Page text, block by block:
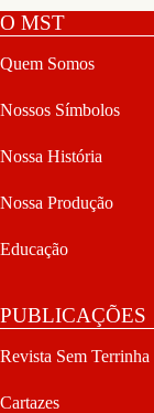
O MST
Quem Somos
Nossos Símbolos
Nossa História
Nossa Produção
Educação
PUBLICAÇÕES
Revista Sem Terrinha
Cartazes